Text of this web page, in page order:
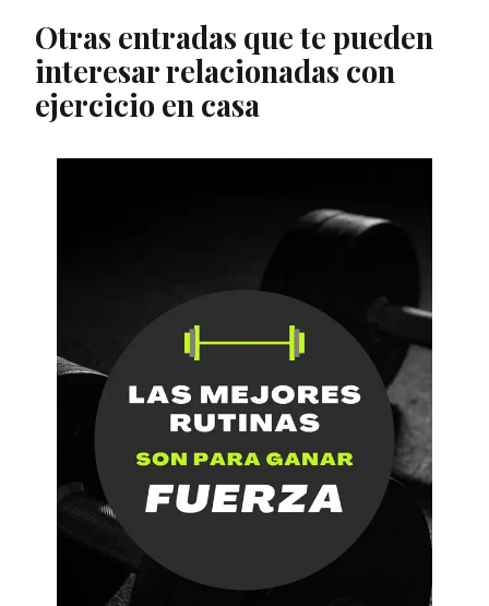
Otras entradas que te pueden
interesar relacionadas con
ejercicio en casa